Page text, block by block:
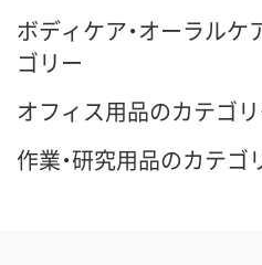
ボディケア・オーラルケ
ゴリー
オフィス用品のカテゴ
作業・研究用品のカテゴ